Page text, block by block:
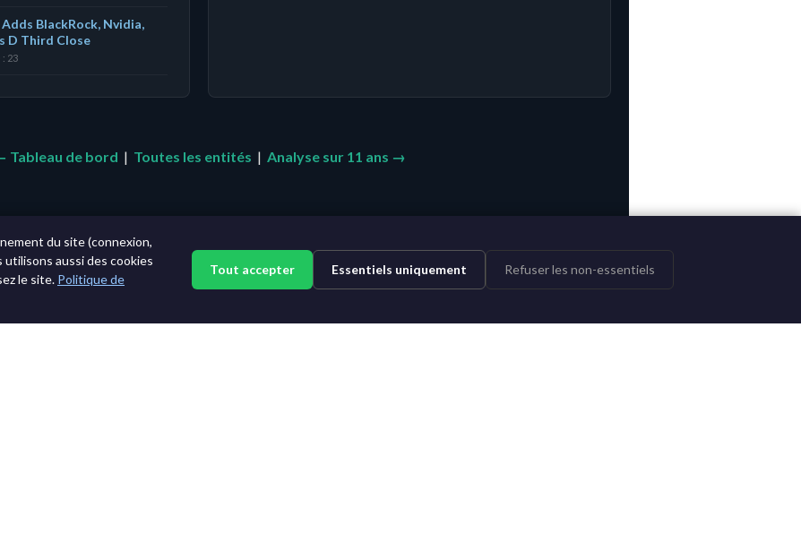
Adds BlackRock, Nvidia,
D Third Close
: 23
Tableau de bord | Toutes les entités | Analyse sur 11 ans →
du site (connexion,
aussi des cookies
le site. Politique de
Tout accepter Essentiels uniquement Refuser les non-essentiels